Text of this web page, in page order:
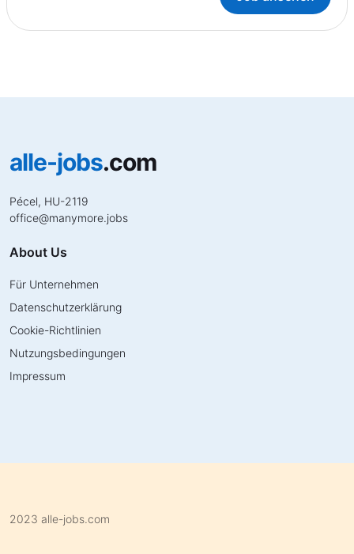
alle-jobs.com
Pécel, HU-2119
office@manymore.jobs
About Us
Für Unternehmen
Datenschutzerklärung
Cookie-Richtlinien
Nutzungsbedingungen
Impressum
2023 alle-jobs.com